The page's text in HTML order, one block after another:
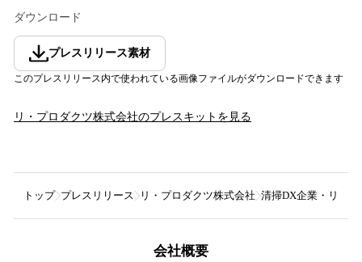
ダウンロード
プレスリリース素材
このプレスリリース内で使われている画像ファイルがダウンロードできます
リ・プロダクツ株式会社のプレスキットを見る
トップ プレスリリース リ・プロダクツ株式会社 清掃DX企業・リ・
会社概要